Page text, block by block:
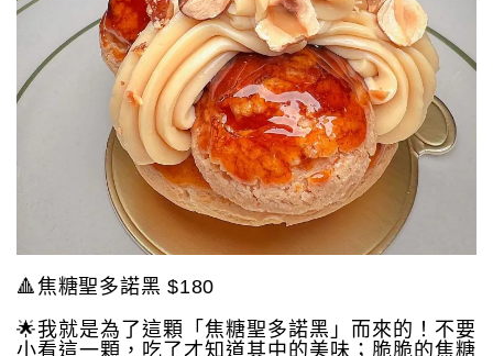
🔺焦糖聖多諾黑 $180
🌟我就是為了這顆「焦糖聖多諾黑」而來的！不要
小看這一顆，吃了才知道其中的美味；脆脆的焦糖